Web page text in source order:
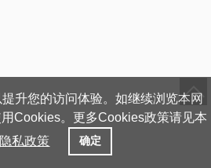
升您的访问体验。如继续浏览本网
Cookies。更多Cookies政策请见本
隐私政策 确定